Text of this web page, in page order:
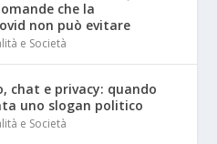
che la
non può evitare
e Società
chat e privacy: quando
uno slogan politico
e Società